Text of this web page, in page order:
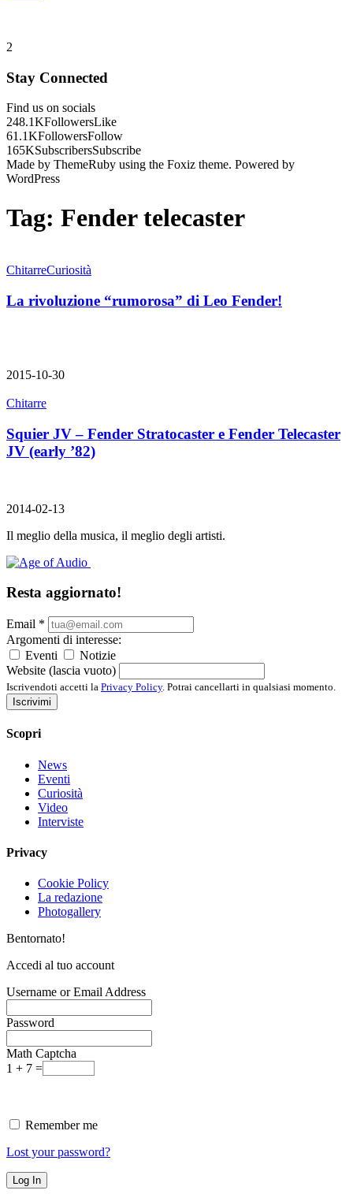
2
Stay Connected
Find us on socials
248.1KFollowersLike
61.1KFollowersFollow
165KSubscribersSubscribe
Made by ThemeRuby using the Foxiz theme. Powered by
WordPress
Tag: Fender telecaster
ChitarreCuriosità
La rivoluzione “rumorosa” di Leo Fender!
2015-10-30
Chitarre
Squier JV – Fender Stratocaster e Fender Telecaster
JV (early ’82)
2014-02-13
Il meglio della musica, il meglio degli artisti.
Resta aggiornato!
Email *
Argomenti di interesse:
Eventi
Notizie
Website (lascia vuoto)
Iscrivendoti accetti la Privacy Policy. Potrai cancellarti in qualsiasi momento.
Iscrivimi
Scopri
News
Eventi
Curiosità
Video
Interviste
Privacy
Cookie Policy
La redazione
Photogallery
Bentornato!
Accedi al tuo account
Username or Email Address
Password
Math Captcha
1 + 7 =
Remember me
Lost your password?